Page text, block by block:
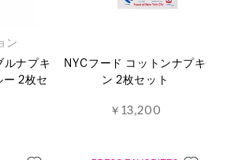
ン
ナプキ
ー 2枚セ
NYCフード コットンナプキ
ン 2枚セット
￥13,200